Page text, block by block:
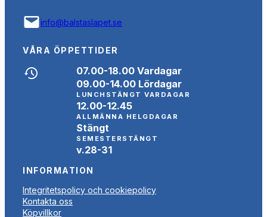
info@balstaslapet.se
VÅRA ÖPPETTIDER
07.00-18.00 Vardagar
09.00-14.00 Lördagar
LUNCHSTÄNGT VARDAGAR
12.00-12.45
ALLMÄNNA HELGDAGAR
Stängt
SEMESTERSTÄNGT
v.28-31
INFORMATION
Integritetspolicy och cookiepolicy
Kontakta oss
Köpvillkor